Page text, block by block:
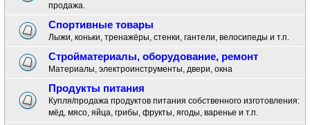
продажа.
Спортивные товары
Лыжи, коньки, тренажёры, стенки, гантели, велосипеды и т.п.
Стройматериалы, оборудование, ремонт
Материалы, электроинструменты, двери, окна
Продукты питания
Купля/продажа продуктов питания собственного изготовления:
мёд, мясо, яйца, грибы, фрукты, ягоды, варенье и т.п.